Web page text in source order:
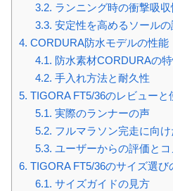
3.2. ランニング時の衝撃吸
3.3. 安定性を高めるソールの
4. CORDURA防水モデルの性能
4.1. 防水素材CORDURAの
4.2. 手入れ方法と耐久性
5. TIGORA FT5/36のレビューと
5.1. 実際のランナーの声
5.2. フルマラソン完走に向
5.3. ユーザーからの評価とコ
6. TIGORA FT5/36のサイズ選び
6.1. サイズガイドの見方